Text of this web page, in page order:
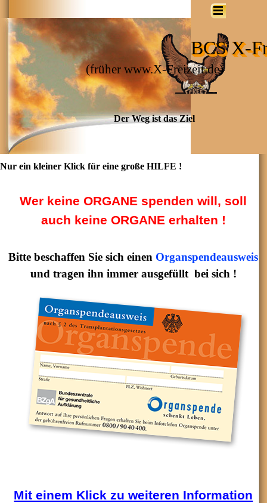
Der Weg ist das Ziel
BCS X-
(früher www.X-Freizeit.de)
Nur ein kleiner Klick für eine große HILFE !
Wer keine ORGANE spenden will, soll
auch keine ORGANE erhalten !
Bitte beschaffen Sie sich einen Organspendeausweis
und tragen ihn immer ausgefüllt bei sich !
Mit einem Klick zu weiteren Information